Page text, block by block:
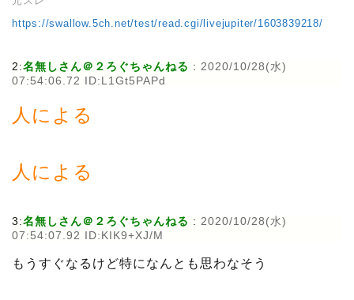
https://swallow.5ch.net/test/read.cgi/livejupiter/1603839218/
2:名無しさん＠２ろぐちゃんねる : 2020/10/28(水)
07:54:06.72 ID:L1Gt5PAPd
人による
人による
3:名無しさん＠２ろぐちゃんねる : 2020/10/28(水)
07:54:07.92 ID:KIK9+XJ/M
もうすぐなるけど特になんとも思わなそう